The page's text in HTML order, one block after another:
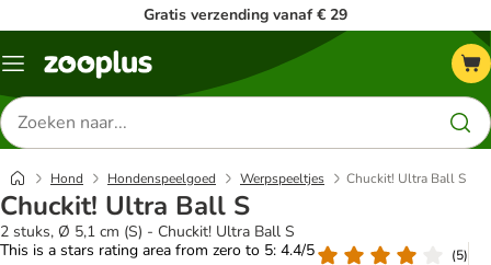
Gratis verzending vanaf € 29
Menu
Zoeken
naar
producten
Hond Hondenspeelgoed Werpspeeltjes Chuckit! Ultra Ball S
Chuckit! Ultra Ball S
2 stuks, Ø 5,1 cm (S) - Chuckit! Ultra Ball S
This is a stars rating area from zero to 5: 4.4/5
(5)